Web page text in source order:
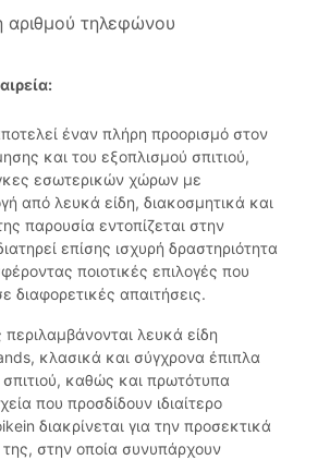
αριθμού τηλεφώνου
έναν πλήρη προορισμό στον
και του εξοπλισμού σπιτιού,
εσωτερικών χώρων με
από λευκά είδη, διακοσμητικά και
παρουσία εντοπίζεται στην
επίσης ισχυρή δραστηριότητα
ποιοτικές επιλογές που
διαφορετικές απαιτήσεις.
λευκά είδη
κλασικά και σύγχρονα έπιπλα
καθώς και πρωτότυπα
που προσδίδουν ιδιαίτερο
διακρίνεται για την προσεκτικά
στην οποία συνυπάρχουν